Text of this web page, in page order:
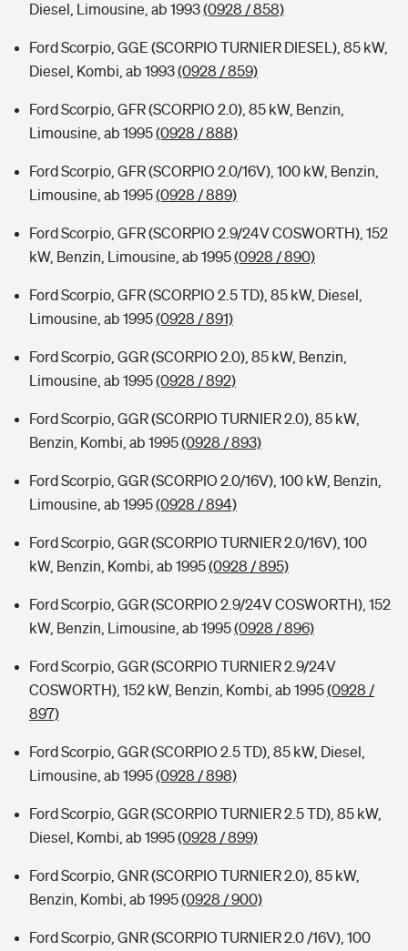
Diesel, Limousine, ab 1993(0928 / 858)
Ford Scorpio, GGE (SCORPIO TURNIER DIESEL), 85 kW,
Diesel, Kombi, ab 1993(0928 / 859)
Ford Scorpio, GFR (SCORPIO 2.0), 85 kW, Benzin,
Limousine, ab 1995(0928 / 888)
Ford Scorpio, GFR (SCORPIO 2.0/16V), 100 kW, Benzin,
Limousine, ab 1995(0928 / 889)
Ford Scorpio, GFR (SCORPIO 2.9/24V COSWORTH), 152
kW, Benzin, Limousine, ab 1995(0928 / 890)
Ford Scorpio, GFR (SCORPIO 2.5 TD), 85 kW, Diesel,
Limousine, ab 1995(0928 / 891)
Ford Scorpio, GGR (SCORPIO 2.0), 85 kW, Benzin,
Limousine, ab 1995(0928 / 892)
Ford Scorpio, GGR (SCORPIO TURNIER 2.0), 85 kW,
Benzin, Kombi, ab 1995(0928 / 893)
Ford Scorpio, GGR (SCORPIO 2.0/16V), 100 kW, Benzin,
Limousine, ab 1995(0928 / 894)
Ford Scorpio, GGR (SCORPIO TURNIER 2.0/16V), 100
kW, Benzin, Kombi, ab 1995(0928 / 895)
Ford Scorpio, GGR (SCORPIO 2.9/24V COSWORTH), 152
kW, Benzin, Limousine, ab 1995(0928 / 896)
Ford Scorpio, GGR (SCORPIO TURNIER 2.9/24V
COSWORTH), 152 kW, Benzin, Kombi, ab 1995(0928 /
897)
Ford Scorpio, GGR (SCORPIO 2.5 TD), 85 kW, Diesel,
Limousine, ab 1995(0928 / 898)
Ford Scorpio, GGR (SCORPIO TURNIER 2.5 TD), 85 kW,
Diesel, Kombi, ab 1995(0928 / 899)
Ford Scorpio, GNR (SCORPIO TURNIER 2.0), 85 kW,
Benzin, Kombi, ab 1995(0928 / 900)
Ford Scorpio, GNR (SCORPIO TURNIER 2.0 /16V), 100